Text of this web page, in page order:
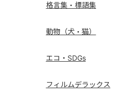
格言集・標語集
動物（犬・猫）
エコ・SDGs
フィルムデラックス